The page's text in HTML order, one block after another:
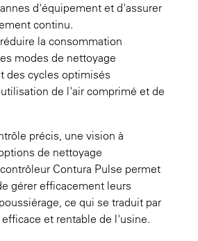
d'équipement et d'assurer
continu.
la consommation
modes de nettoyage
des cycles optimisés
de l'air comprimé et de
précis, une vision à
de nettoyage
Contura Pulse permet
gérer efficacement leurs
ce qui se traduit par
et rentable de l'usine.